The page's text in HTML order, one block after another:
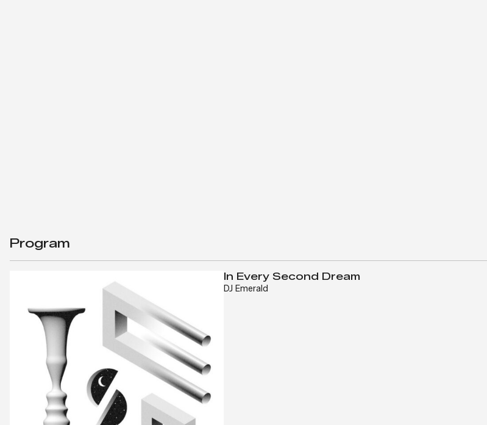
Program
In Every Second Dream
DJ Emerald